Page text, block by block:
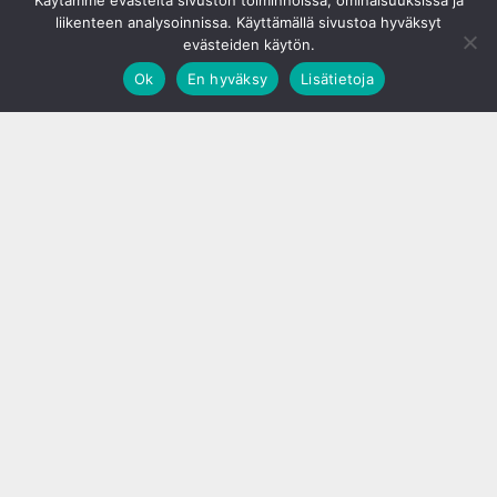
liikenteen analysoinnissa. Käyttämällä sivustoa hyväksyt
evästeiden käytön.
Ok
En hyväksy Lisätietoja